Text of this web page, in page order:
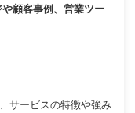
顧客事例、営業ツー
サービスの特徴や強み